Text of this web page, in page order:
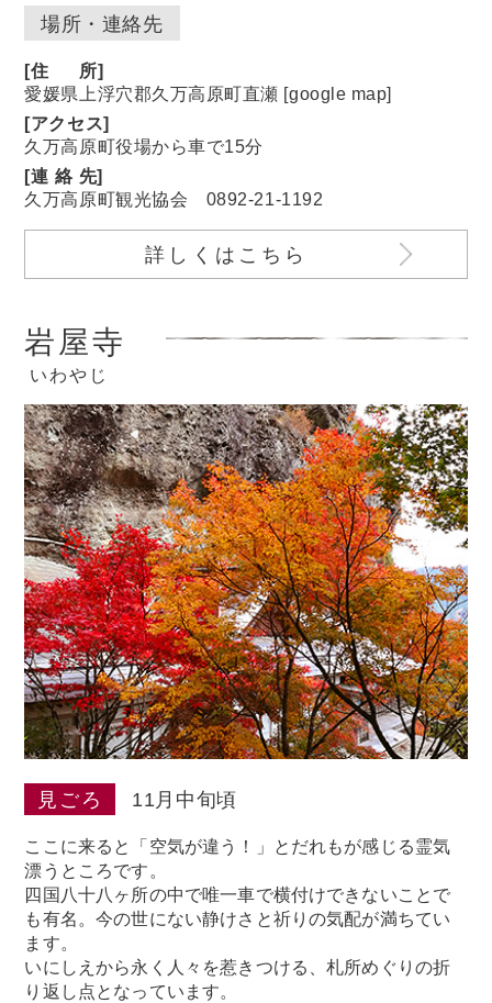
場所・連絡先
[住
所]
愛媛県上浮穴郡久万高原町直瀬 [google map]
[アクセス]
久万高原町役場から車で15分
[連絡 先]
久万高原町観光協会 0892-21-1192
詳しくはこちら
岩屋寺
いわやじ
見ごろ 11月中旬頃
ここに来ると「空気が違う！」とだれもが感じる霊気
漂うところです。
四国八十八ヶ所の中で唯一車で横付けできないことで
も有名。今の世にない静けさと祈りの気配が満ちてい
ます。
いにしえから永く人々を惹きつける、札所めぐりの折
り返し点となっています。